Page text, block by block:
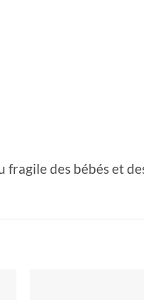
des bébés et